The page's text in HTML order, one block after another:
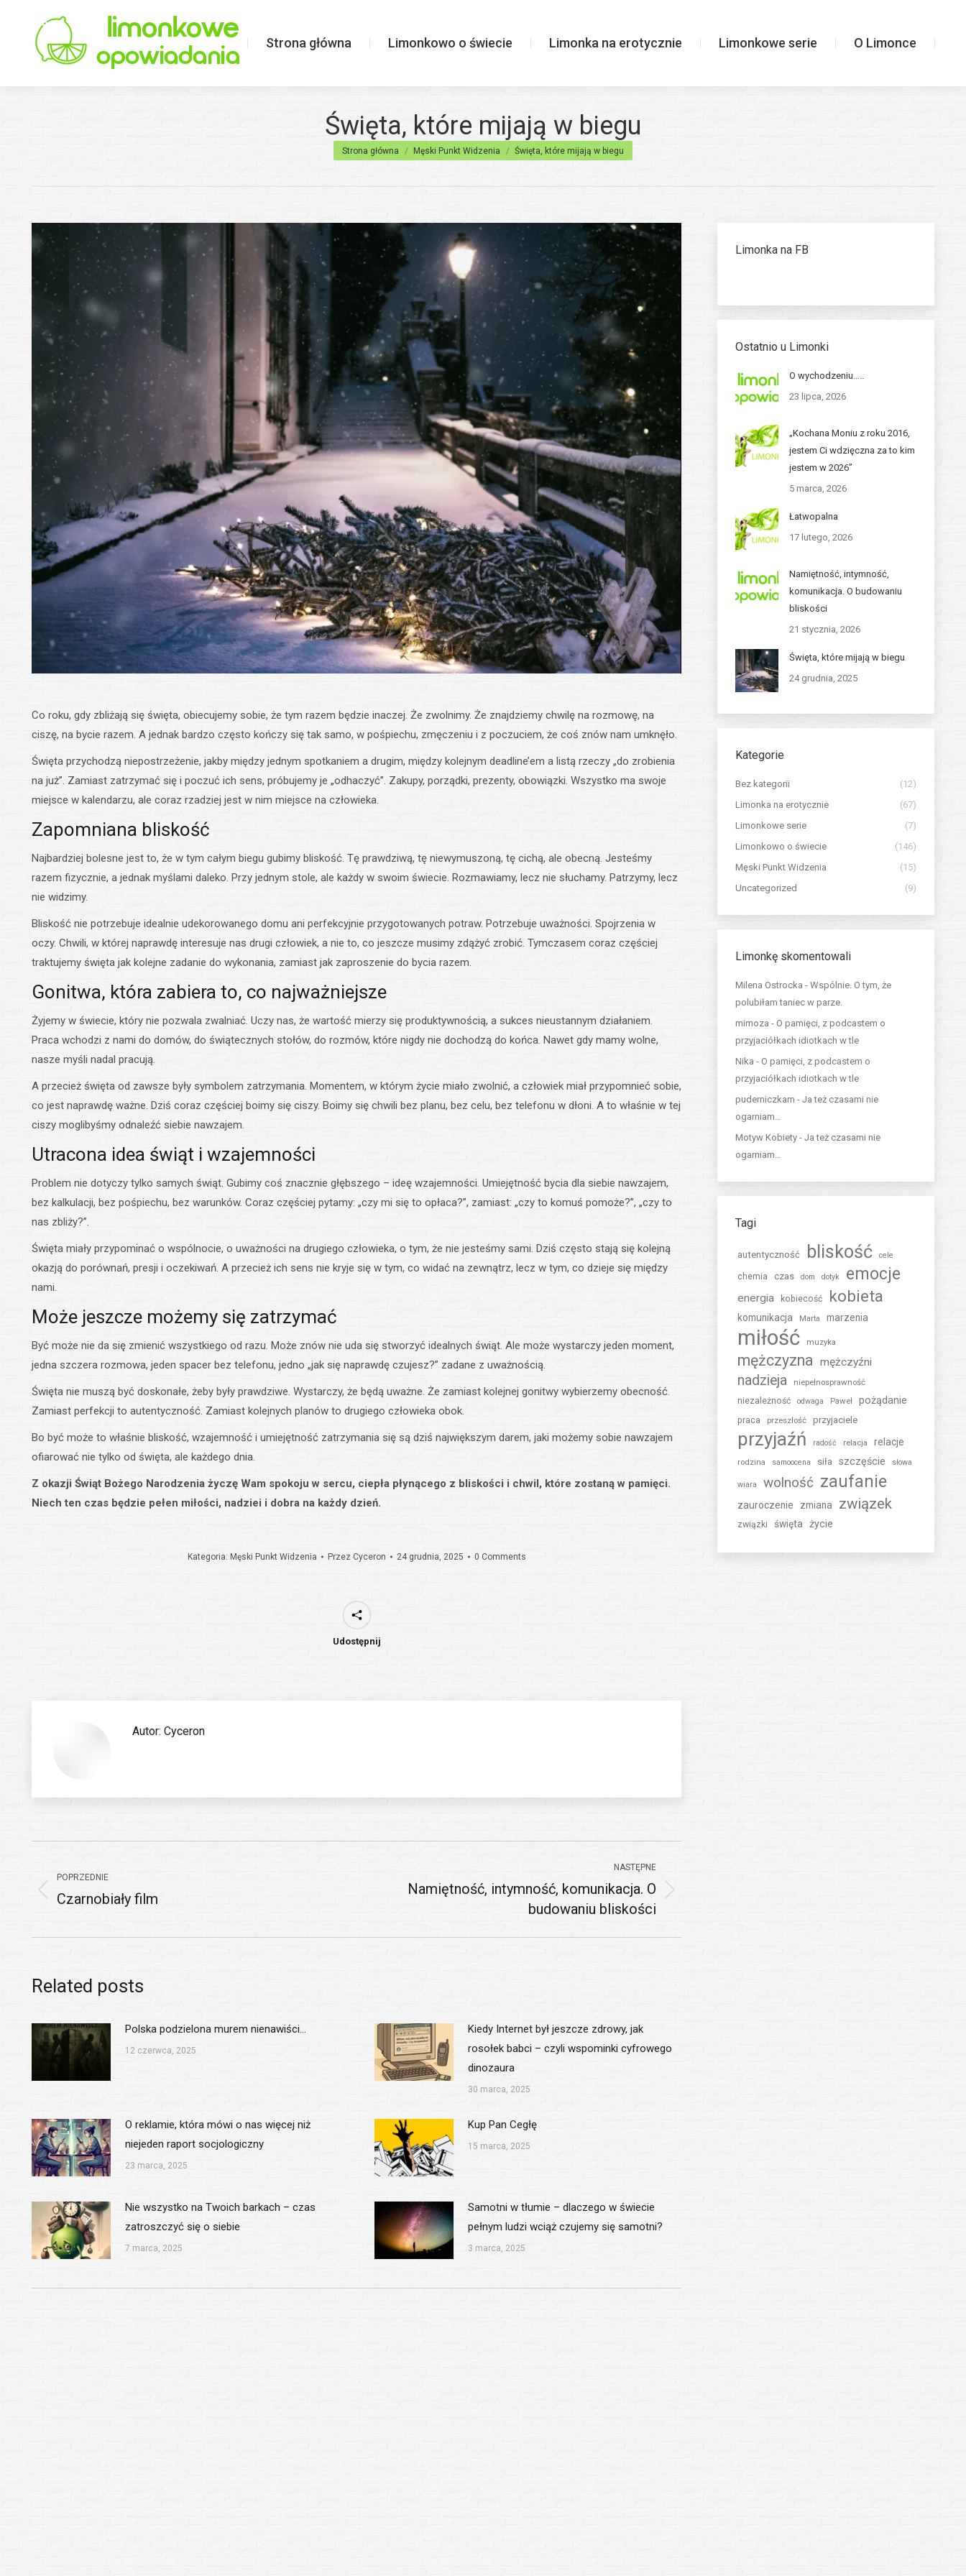
Strona główna Limonkowo o świecie Limonka na erotycznie Limonkowe serie O Limonce
Święta, które mijają w biegu
Jesteś tutaj:
Strona główna Męski Punkt Widzenia Święta, które mijają w biegu
Co roku, gdy zbliżają się święta, obiecujemy sobie, że tym razem będzie inaczej. Że zwolnimy. Że znajdziemy chwilę na rozmowę, na
ciszę, na bycie razem. A jednak bardzo często kończy się tak samo, w pośpiechu, zmęczeniu i z poczuciem, że coś znów nam umknęło.
Święta przychodzą niepostrzeżenie, jakby między jednym spotkaniem a drugim, między kolejnym deadline’em a listą rzeczy „do zrobienia
na już”. Zamiast zatrzymać się i poczuć ich sens, próbujemy je „odhaczyć”. Zakupy, porządki, prezenty, obowiązki. Wszystko ma swoje
miejsce w kalendarzu, ale coraz rzadziej jest w nim miejsce na człowieka.
Zapomniana bliskość
Najbardziej bolesne jest to, że w tym całym biegu gubimy bliskość. Tę prawdziwą, tę niewymuszoną, tę cichą, ale obecną. Jesteśmy
razem fizycznie, a jednak myślami daleko. Przy jednym stole, ale każdy w swoim świecie. Rozmawiamy, lecz nie słuchamy. Patrzymy, lecz
nie widzimy.
Bliskość nie potrzebuje idealnie udekorowanego domu ani perfekcyjnie przygotowanych potraw. Potrzebuje uważności. Spojrzenia w
oczy. Chwili, w której naprawdę interesuje nas drugi człowiek, a nie to, co jeszcze musimy zdążyć zrobić. Tymczasem coraz częściej
traktujemy święta jak kolejne zadanie do wykonania, zamiast jak zaproszenie do bycia razem.
Gonitwa, która zabiera to, co najważniejsze
Żyjemy w świecie, który nie pozwala zwalniać. Uczy nas, że wartość mierzy się produktywnością, a sukces nieustannym działaniem.
Praca wchodzi z nami do domów, do świątecznych stołów, do rozmów, które nigdy nie dochodzą do końca. Nawet gdy mamy wolne,
nasze myśli nadal pracują.
A przecież święta od zawsze były symbolem zatrzymania. Momentem, w którym życie miało zwolnić, a człowiek miał przypomnieć sobie,
co jest naprawdę ważne. Dziś coraz częściej boimy się ciszy. Boimy się chwili bez planu, bez celu, bez telefonu w dłoni. A to właśnie w tej
ciszy moglibyśmy odnaleźć siebie nawzajem.
Utracona idea świąt i wzajemności
Problem nie dotyczy tylko samych świąt. Gubimy coś znacznie głębszego – ideę wzajemności. Umiejętność bycia dla siebie nawzajem,
bez kalkulacji, bez pośpiechu, bez warunków. Coraz częściej pytamy: „czy mi się to opłaca?”, zamiast: „czy to komuś pomoże?”, „czy to
nas zbliży?”.
Święta miały przypominać o wspólnocie, o uważności na drugiego człowieka, o tym, że nie jesteśmy sami. Dziś często stają się kolejną
okazją do porównań, presji i oczekiwań. A przecież ich sens nie kryje się w tym, co widać na zewnątrz, lecz w tym, co dzieje się między
nami.
Może jeszcze możemy się zatrzymać
Być może nie da się zmienić wszystkiego od razu. Może znów nie uda się stworzyć idealnych świąt. Ale może wystarczy jeden moment,
jedna szczera rozmowa, jeden spacer bez telefonu, jedno „jak się naprawdę czujesz?” zadane z uważnością.
Święta nie muszą być doskonałe, żeby były prawdziwe. Wystarczy, że będą uważne. Że zamiast kolejnej gonitwy wybierzemy obecność.
Zamiast perfekcji to autentyczność. Zamiast kolejnych planów to drugiego człowieka obok.
Bo być może to właśnie bliskość, wzajemność i umiejętność zatrzymania się są dziś największym darem, jaki możemy sobie nawzajem
ofiarować nie tylko od święta, ale każdego dnia.
Z okazji Świąt Bożego Narodzenia życzę Wam spokoju w sercu, ciepła płynącego z bliskości i chwil, które zostaną w pamięci.
Niech ten czas będzie pełen miłości, nadziei i dobra na każdy dzień.
Kategoria: Męski Punkt Widzenia Przez Cyceron 24 grudnia, 2025 0 Comments
Udostępnij
Autor: Cyceron
wpisów
POPRZEDNIE
Poprzedni
Czarnobiały film
NASTĘPNE
NastępnyNamiętność, intymność, komunikacja. O
budowaniu bliskości
Related posts
Polska podzielona murem nienawiści…
12 czerwca, 2025
Kiedy Internet był jeszcze zdrowy, jak
rosołek babci – czyli wspominki cyfrowego
dinozaura
30 marca, 2025
O reklamie, która mówi o nas więcej niż
niejeden raport socjologiczny
23 marca, 2025
Kup Pan Cegłę
15 marca, 2025
Nie wszystko na Twoich barkach – czas
zatroszczyć się o siebie
7 marca, 2025
Samotni w tłumie – dlaczego w świecie
pełnym ludzi wciąż czujemy się samotni?
3 marca, 2025
Limonka na FB
Ostatnio u Limonki
O wychodzeniu…..
23 lipca, 2026
„Kochana Moniu z roku 2016,
jestem Ci wdzięczna za to kim
jestem w 2026”
5 marca, 2026
Łatwopalna
17 lutego, 2026
Namiętność, intymność,
komunikacja. O budowaniu
bliskości
21 stycznia, 2026
Święta, które mijają w biegu
24 grudnia, 2025
Kategorie
Bez kategorii
(12)
Limonka na erotycznie
(67)
Limonkowe serie
(7)
Limonkowo o świecie
(146)
Męski Punkt Widzenia
(15)
Uncategorized
(9)
Limonkę skomentowali
Milena Ostrocka -Wspólnie. O tym, że
polubiłam taniec w parze.
mimoza - O pamięci, z podcastem o
przyjaciółkach idiotkach w tle
Nika - O pamięci, z podcastem o
przyjaciółkach idiotkach w tle
puderniczkam -Ja też czasami nie
ogarniam…
Motyw Kobiety -Ja też czasami nie
ogarniam…
Tagi
autentyczność bliskość cele
chemia czas dom dotyk emocje
energia kobiecość kobieta
komunikacja Marta marzenia
miłość muzyka
mężczyzna mężczyźni
nadzieja
niepełnosprawność
niezależność
odwaga Paweł pożądanie
praca przeszłość przyjaciele
przyjaźń radość relacja relacje
rodzina samoocena siła szczęście słowa
wiara wolność zaufanie
zauroczenie zmiana związek
związki święta życie
Strona główna Limonkowo o świecie